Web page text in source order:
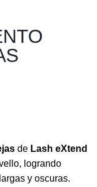
de Lash eXtend
logrando
y oscuras.